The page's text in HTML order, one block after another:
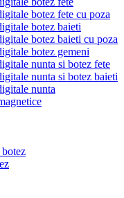
botez fete cu poza
botez baieti
botez baieti cu poza
botez gemeni
nunta si botez fete
nunta si botez baieti
nunta
botez